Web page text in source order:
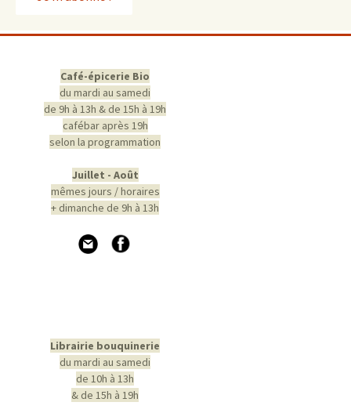
Café-épicerie Bio
du mardi au samedi
de 9h à 13h & de 15h à 19h
cafébar après 19h
selon la programmation
Juillet - Août
mêmes jours / horaires
+ dimanche de 9h à 13h
Librairie bouquinerie
du mardi au samedi
de 10h à 13h
& de 15h à 19h